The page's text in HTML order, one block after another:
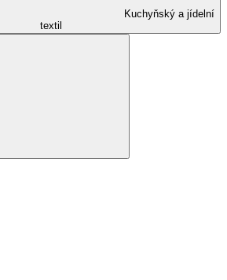
Kuchyňský a jídelní
textil